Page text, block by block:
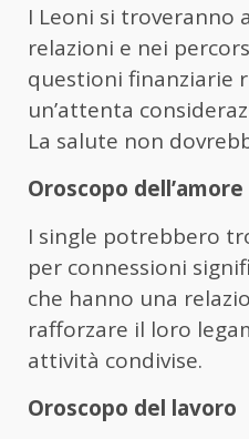
I Leoni si troveranno
relazioni e nei
questioni finanziarie
un’attenta
La salute non
Oroscopo dell’amore
I single potrebbero
per connessioni
che hanno una
rafforzare il loro
attività condivise.
Oroscopo del lavoro